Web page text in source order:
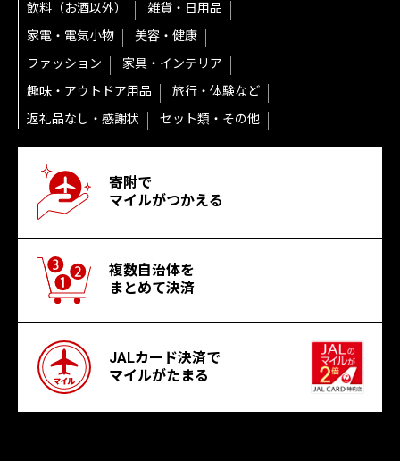
飲料（お酒以外）
雑貨・日用品
家電・電気小物
美容・健康
ファッション
家具・インテリア
趣味・アウトドア用品
旅行・体験など
返礼品なし・感謝状
セット類・その他
寄附で
マイルがつかえる
複数自治体を
まとめて決済
JALカード決済で
マイルがたまる